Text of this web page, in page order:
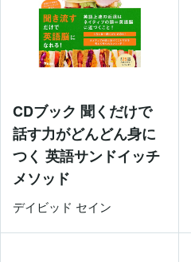
CDブック 聞くだけで
話す力がどんどん身に
つく 英語サンドイッチ
メソッド
デイビッド セイン